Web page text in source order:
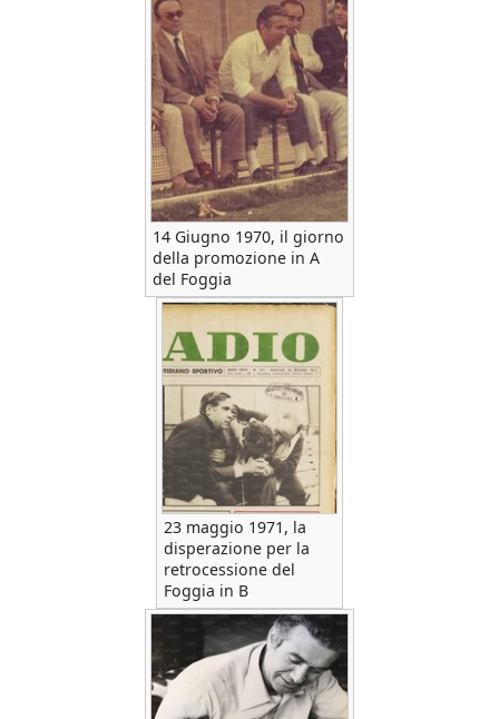
14 Giugno 1970, il giorno
della promozione in A
del Foggia
23 maggio 1971, la
disperazione per la
retrocessione del
Foggia in B